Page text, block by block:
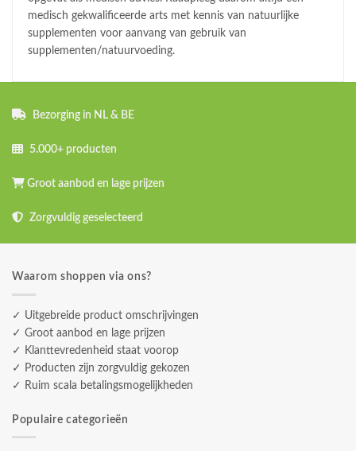
medisch gekwalificeerde arts met kennis van natuurlijke
supplementen voor aanvang van gebruik van
supplementen/natuurvoeding.
Bezorging in NL & BE
5.000+ producten
Groot aanbod en lage prijzen
Zorgvuldig geselecteerd
Waarom shoppen via ons?
✓ Uitgebreide product omschrijvingen
✓ Groot aanbod en lage prijzen
✓ Klanttevredenheid staat voorop
✓ Producten zijn zorgvuldig gekozen
✓ Ruim scala betalingsmogelijkheden
Populaire categorieën